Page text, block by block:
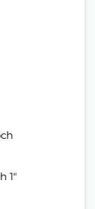
1"